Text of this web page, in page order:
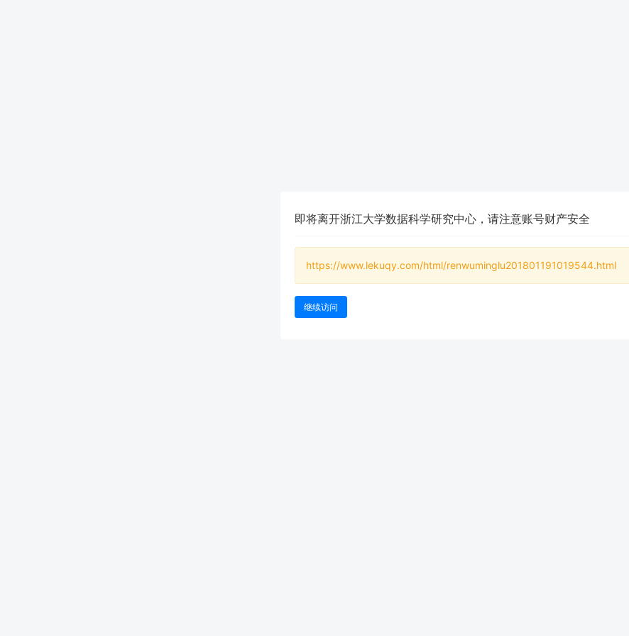
即将离开浙江大学数据科学研究中心，请注意账号财产安全
https://www.lekuqy.com/html/renwuminglu201801191019544.html
继续访问